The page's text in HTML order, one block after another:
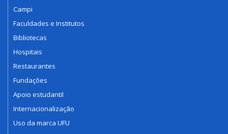
Campi
Faculdades e Institutos
Bibliotecas
Hospitais
Restaurantes
Fundações
Apoio estudantil
Internacionalização
Uso da marca UFU